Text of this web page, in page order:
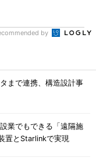
by
まで連携、構造設計事
業でもできる「遠隔施
置とStarlinkで実現